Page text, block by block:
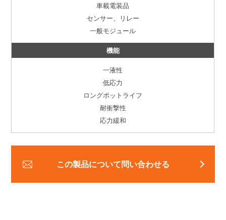
車載電装品
センサー、リレー
一般モジュール
機能
一液性
低応力
ロングポットライフ
耐衝撃性
応力緩和
この製品について問い合わせる